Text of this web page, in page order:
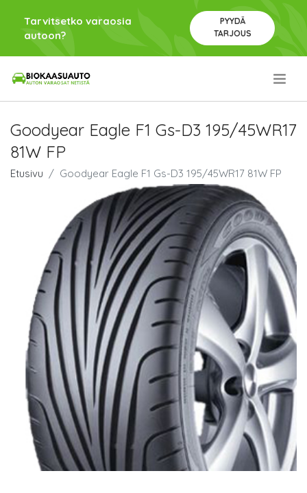
Tarvitsetko varaosia
autoon?
PYYDÄ
TARJOUS
Goodyear Eagle F1 Gs-D3 195/45WR17
81W FP
Etusivu Goodyear Eagle F1 Gs-D3 195/45WR17 81W FP